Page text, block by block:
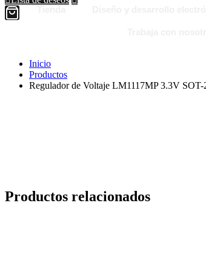
Inicio
Productos
Regulador de Voltaje LM1117MP 3.3V
Productos relacionados